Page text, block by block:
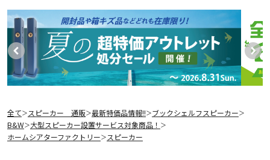
全て＞ スピーカー 通販＞最新特価品情報!!＞ブックシェルフスピーカー＞
B&W＞大型スピーカー設置サービス対象商品！ ＞
ホームシアターファクトリー＞ スピーカー